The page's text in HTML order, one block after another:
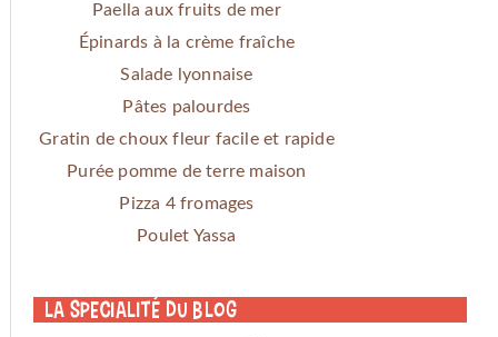
Paella aux fruits de mer
Épinards à la crème fraîche
Salade lyonnaise
Pâtes palourdes
Gratin de choux fleur facile et rapide
Purée pomme de terre maison
Pizza 4 fromages
Poulet Yassa
La specialité du blog